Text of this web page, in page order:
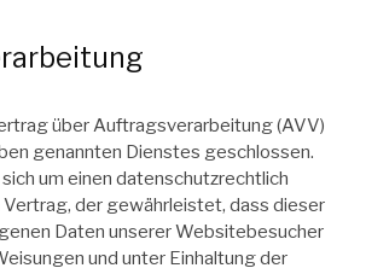
über Auftragsverarbeitung (AVV)
genannten Dienstes geschlossen.
um einen datenschutzrechtlich
der gewährleistet, dass dieser
Daten unserer Websitebesucher
und unter Einhaltung der